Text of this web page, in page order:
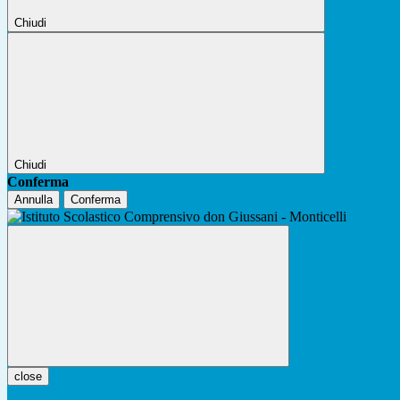
Chiudi
Chiudi
Conferma
Annulla Conferma
close